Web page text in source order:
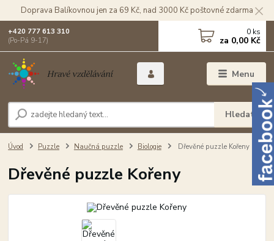
Doprava Balíkovnou jen za 69 Kč, nad 3000 Kč poštovné zdarma
Menu
Hledat
+420 777 613 310
(Po-Pá 9-17)
0 ks
za 0,00 Kč
Úvod Puzzle Naučná puzzle Biologie Dřevěné puzzle Kořeny
Dřevěné puzzle Kořeny